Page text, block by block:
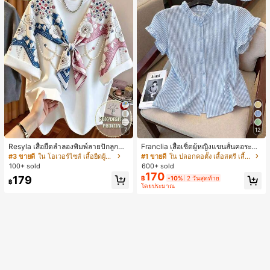
7
Resyla เสื้อยืดลำลองพิมพ์ลายปักลูกปัด
รูปโบว์ขนาดใหญ่สำหรับผู้หญิง
#3 ขายดี
ใน โอเวอร์ไซส์ เสื้อยืดผู้หญิง
100+ sold
฿179
12
Franclia เสื้อเชิ้ตผู้หญิงแขนสั้นคอระบา
ยกระดุมเดี่ยวลายทาง
#1 ขายดี
ใน ปลอกคอตั้ง เสื้อสตรี เสื้อเบลาส์ & Tee
600+ sold
฿170 -10% 2 วันสุดท้าย
โดยประมาณ